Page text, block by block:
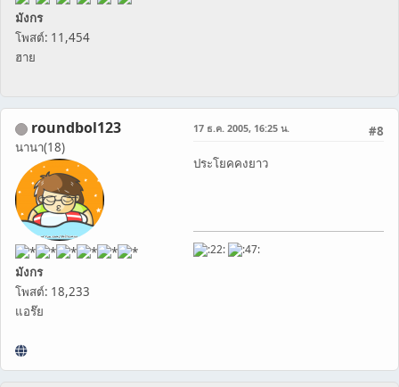
มังกร
โพสต์: 11,454
ฮาย
roundbol123
นานา(18)
มังกร
โพสต์: 18,233
แอร๊ย
#8
17 ธ.ค. 2005, 16:25 น.
ประโยคคงยาว